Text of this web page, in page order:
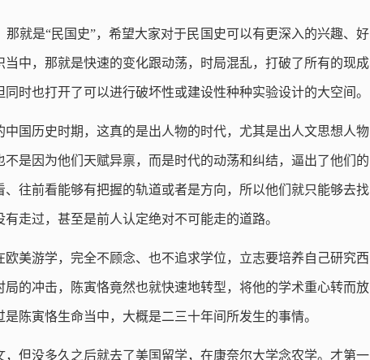
就是“民国史”，希望大家对于民国史可以有更深入的兴趣、好
中，那就是快速的变化跟动荡，时局混乱，打破了所有的现成
时也打开了可以进行破坏性或建设性种种实验设计的大空间。
国历史时期，这真的是出人物的时代，尤其是出人文思想人物
是因为他们天赋异禀，而是时代的动荡和纠结，逼出了他们的
往前看能够有把握的轨道或者是方向，所以他们就只能够去找
走过，甚至是前人认定绝对不可能走的道路。
美游学，完全不顾念、也不追求学位，立志要培养自己研究西
的冲击，陈寅恪竟然也就快速地转型，将他的学术重心转而放
陈寅恪生命当中，大概是二三十年间所发生的事情。
但没多久之后就去了美国留学，在康奈尔大学念农学。才第一